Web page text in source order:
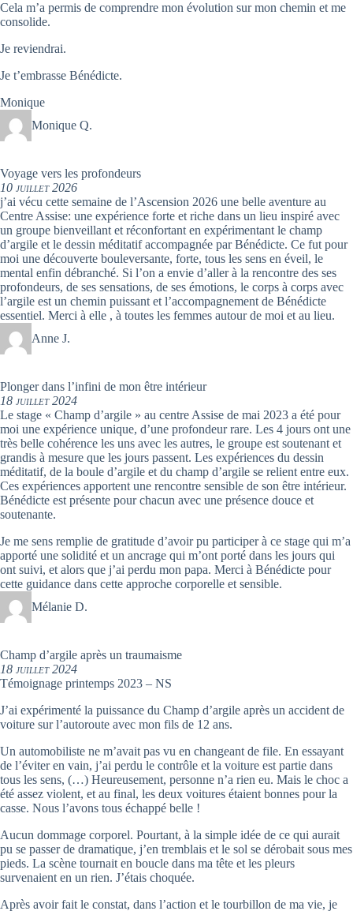
Cela m’a permis de comprendre mon évolution sur mon chemin et me
consolide.
Je reviendrai.
Je t’embrasse Bénédicte.
Monique
Monique Q.
Voyage vers les profondeurs
10 juillet 2026
j’ai vécu cette semaine de l’Ascension 2026 une belle aventure au
Centre Assise: une expérience forte et riche dans un lieu inspiré avec
un groupe bienveillant et réconfortant en expérimentant le champ
d’argile et le dessin méditatif accompagnée par Bénédicte. Ce fut pour
moi une découverte bouleversante, forte, tous les sens en éveil, le
mental enfin débranché. Si l’on a envie d’aller à la rencontre des ses
profondeurs, de ses sensations, de ses émotions, le corps à corps avec
l’argile est un chemin puissant et l’accompagnement de Bénédicte
essentiel. Merci à elle , à toutes les femmes autour de moi et au lieu.
Anne J.
Plonger dans l’infini de mon être intérieur
18 juillet 2024
Le stage « Champ d’argile » au centre Assise de mai 2023 a été pour
moi une expérience unique, d’une profondeur rare. Les 4 jours ont une
très belle cohérence les uns avec les autres, le groupe est soutenant et
grandis à mesure que les jours passent. Les expériences du dessin
méditatif, de la boule d’argile et du champ d’argile se relient entre eux.
Ces expériences apportent une rencontre sensible de son être intérieur.
Bénédicte est présente pour chacun avec une présence douce et
soutenante.
Je me sens remplie de gratitude d’avoir pu participer à ce stage qui m’a
apporté une solidité et un ancrage qui m’ont porté dans les jours qui
ont suivi, et alors que j’ai perdu mon papa. Merci à Bénédicte pour
cette guidance dans cette approche corporelle et sensible.
Mélanie D.
Champ d’argile après un traumaisme
18 juillet 2024
Témoignage printemps 2023 – NS
J’ai expérimenté la puissance du Champ d’argile après un accident de
voiture sur l’autoroute avec mon fils de 12 ans.
Un automobiliste ne m’avait pas vu en changeant de file. En essayant
de l’éviter en vain, j’ai perdu le contrôle et la voiture est partie dans
tous les sens, (…) Heureusement, personne n’a rien eu. Mais le choc a
été assez violent, et au final, les deux voitures étaient bonnes pour la
casse. Nous l’avons tous échappé belle !
Aucun dommage corporel. Pourtant, à la simple idée de ce qui aurait
pu se passer de dramatique, j’en tremblais et le sol se dérobait sous mes
pieds. La scène tournait en boucle dans ma tête et les pleurs
survenaient en un rien. J’étais choquée.
Après avoir fait le constat, dans l’action et le tourbillon de ma vie, je